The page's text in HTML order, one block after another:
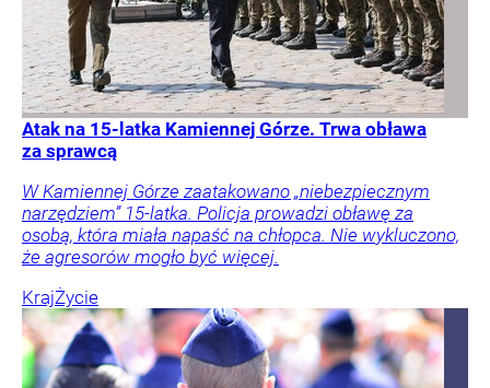
Atak na 15-latka Kamiennej Górze. Trwa obława
za sprawcą
W Kamiennej Górze zaatakowano „niebezpiecznym
narzędziem” 15-latka. Policja prowadzi obławę za
osobą, która miała napaść na chłopca. Nie wykluczono,
że agresorów mogło być więcej.
KrajŻycie